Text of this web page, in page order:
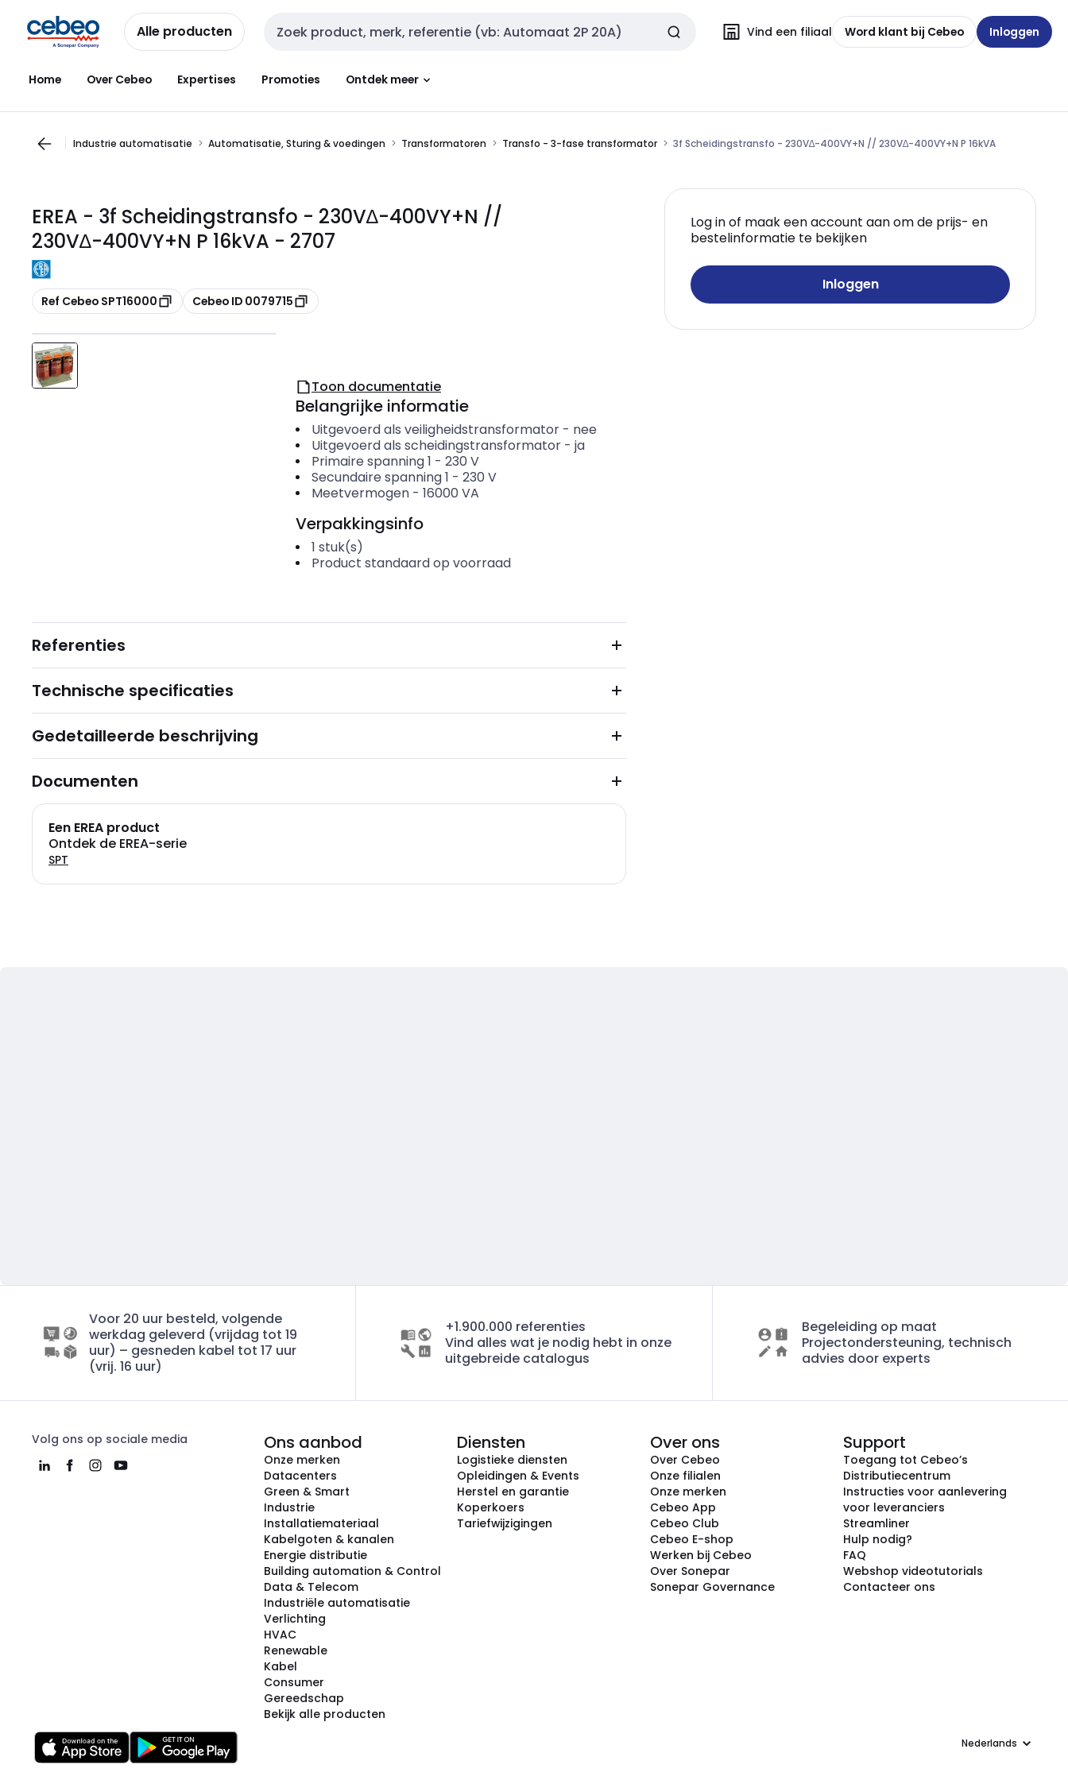
naar
navigatie
naar
inhoud
Alle producten Zoekveld invoer Vind een filiaal Word klant bij Cebeo Inloggen
Home Over Cebeo Expertises Promoties Ontdek meer
Industrie automatisatie Automatisatie, Sturing & voedingen Transformatoren Transfo - 3-fase transformator 3f Scheidingstransfo - 230V∆-400VY+N // 230V∆-400VY+N P 16kVA
EREA - 3f Scheidingstransfo - 230V∆-400VY+N //
230V∆-400VY+N P 16kVA - 2707
Kopiëren
Ref Cebeo SPT16000 Kopiëren
Cebeo ID 0079715
Log in of maak een account aan om de prijs- en
bestelinformatie te bekijken
Inloggen
Toon documentatie
Belangrijke informatie
Uitgevoerd als veiligheidstransformator- nee
Uitgevoerd als scheidingstransformator- ja
Primaire spanning 1 - 230 V
Secundaire spanning 1 - 230 V
Meetvermogen- 16000 VA
Verpakkingsinfo
1 stuk(s)
Product standaard op voorraad
Referenties
Technische specificaties
Gedetailleerde beschrijving
Documenten
Een EREA product
Ontdek de EREA-serie
SPT
Voor 20 uur besteld, volgende
werkdag geleverd (vrijdag tot 19
uur) – gesneden kabel tot 17 uur
(vrij. 16 uur)
+1.900.000 referenties
Vind alles wat je nodig hebt in onze
uitgebreide catalogus
Begeleiding op maat
Projectondersteuning, technisch
advies door experts
Volg ons op sociale media Ons aanbod
Onze merken
Datacenters
Green & Smart
Industrie
Installatiemateriaal
Kabelgoten & kanalen
Energie distributie
Building automation & Control
Data & Telecom
Industriële automatisatie
Verlichting
HVAC
Renewable
Kabel
Consumer
Gereedschap
Bekijk alle producten
Diensten
Logistieke diensten
Opleidingen & Events
Herstel en garantie
Koperkoers
Tariefwijzigingen
Over ons
Over Cebeo
Onze filialen
Onze merken
Cebeo App
Cebeo Club
Cebeo E-shop
Werken bij Cebeo
Over Sonepar
Sonepar Governance
Support
Toegang tot Cebeo’s
Distributiecentrum
Instructies voor aanlevering
voor leveranciers
Streamliner
Hulp nodig?
FAQ
Webshop videotutorials
Contacteer ons
Taal